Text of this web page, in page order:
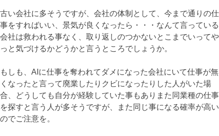
古い会社に多そうですが、会社の体制として、今まで通りの仕
事をすればいい、景気が良くなったら・・・なんて言っている
会社は救われる事なく、取り返しのつかないとこまでいってや
っと気づけるかどうかと言うところでしょうか。
もしも、AIに仕事を奪われてダメになった会社にいて仕事が無
くなったと言って廃業したりクビになったりした人がいた場
合、どうしても自分が経験していた事もありまた同業種の仕事
を探すと言う人が多そうですが、また同じ事になる確率が高い
のでご注意を。